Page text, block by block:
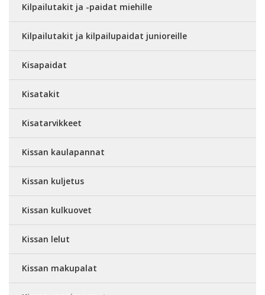
Kilpailutakit ja -paidat miehille
Kilpailutakit ja kilpailupaidat junioreille
Kisapaidat
Kisatakit
Kisatarvikkeet
Kissan kaulapannat
Kissan kuljetus
Kissan kulkuovet
Kissan lelut
Kissan makupalat